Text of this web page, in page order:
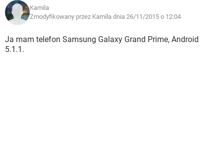
Kamila
Zmodyfikowany przez Kamila dnia 26/11/2015 o 12:04
Ja mam telefon Samsung Galaxy Grand Prime, Android
5.1.1.